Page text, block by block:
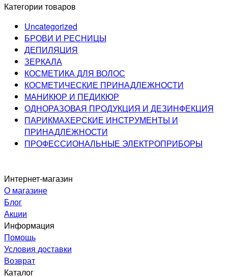
Категории товаров
Uncategorized
БРОВИ И РЕСНИЦЫ
ДЕПИЛЯЦИЯ
ЗЕРКАЛА
КОСМЕТИКА ДЛЯ ВОЛОС
КОСМЕТИЧЕСКИЕ ПРИНАДЛЕЖНОСТИ
МАНИКЮР И ПЕДИКЮР
ОДНОРАЗОВАЯ ПРОДУКЦИЯ И ДЕЗИНФЕКЦИЯ
ПАРИКМАХЕРСКИЕ ИНСТРУМЕНТЫ И
ПРИНАДЛЕЖНОСТИ
ПРОФЕССИОНАЛЬНЫЕ ЭЛЕКТРОПРИБОРЫ
Интернет-магазин
О магазине
Блог
Акции
Информация
Помощь
Условия доставки
Возврат
Каталог